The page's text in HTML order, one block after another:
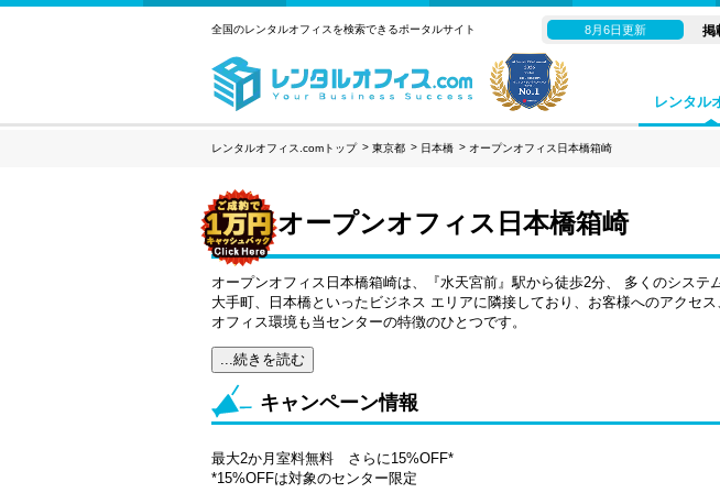
レンタル
全国のレンタルオフィスを検索できるポータルサイト 8月6日更新 掲
レンタルオフィス.comトップ 東京都 日本橋 オープンオフィス日本橋箱崎
オープンオフィス日本橋箱崎
オープンオフィス日本橋箱崎は、『水天宮前』駅から徒歩2分、 多くのシス
大手町、日本橋といったビジネス エリアに隣接しており、お客様へのアクセ
オフィス環境も当センターの特徴のひとつです。
...続きを読む
キャンペーン情報
最大2か月室料無料 さらに15%OFF*
*15%OFFは対象のセンター限定